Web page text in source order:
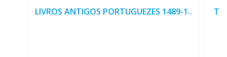
LIVROS ANTIGOS PORTUGUEZES 1489-1..